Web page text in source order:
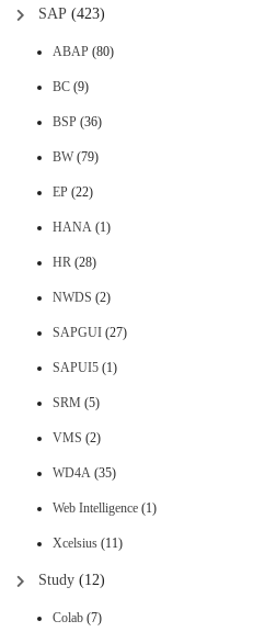
SAP (423)
ABAP (80)
BC (9)
BSP (36)
BW (79)
EP (22)
HANA (1)
HR (28)
NWDS (2)
SAPGUI (27)
SAPUI5 (1)
SRM (5)
VMS (2)
WD4A (35)
Web Intelligence (1)
Xcelsius (11)
Study (12)
Colab (7)